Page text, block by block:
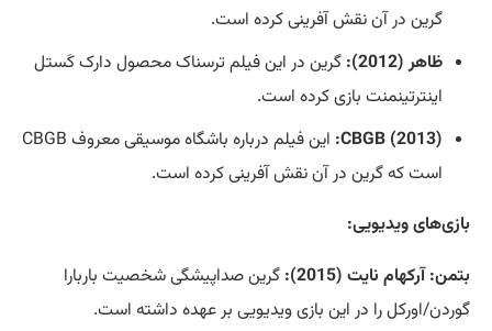
گرین در آن نقش آفرینی کرده است.
ظاهر (2012):
گرین در این فیلم ترسناک محصول دارک کَستل
اینترتینمنت بازی کرده است.
CBGB (2013):
این فیلم درباره باشگاه موسیقی معروف CBGB
است که گرین در آن نقش آفرینی کرده است.
بازی‌های ویدیویی:
بتمن: آرکهام نایت (2015):
گرین صداپیشگی شخصیت باربارا
گوردن/اورکل را در این بازی ویدیویی بر عهده داشته است.